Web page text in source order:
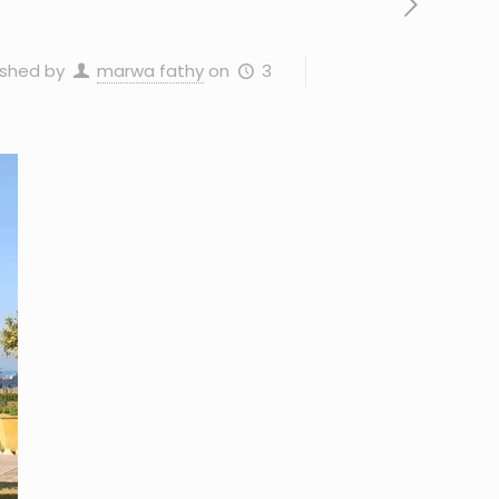
by marwa fathy on 3 يناير، 2025